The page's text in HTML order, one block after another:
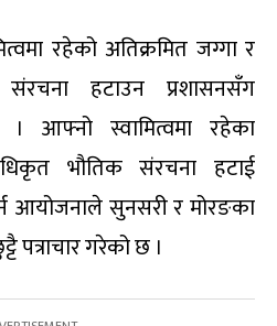
रहेको अतिक्रमित जग्गा र
हटाउन प्रशासनसँग
आफ्नो स्वामित्वमा रहेका
भौतिक संरचना हटाई
आयोजनाले सुनसरी र मोरङका
पत्राचार गरेको छ ।